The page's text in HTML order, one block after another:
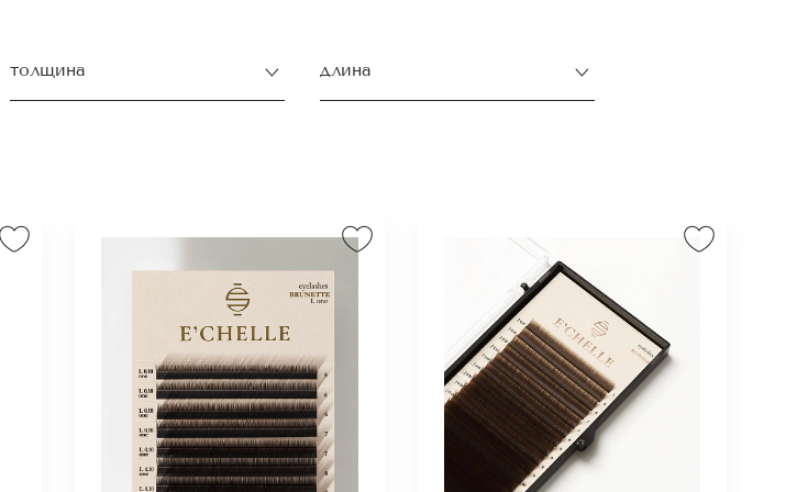
ресницы для наращивания в
вариантами изгибов: С, С+, D
и размером глаз, а также добиться
В серии ESPRESSO вы найдете
максимальной естественности или
от E’Chelle
толщина длина